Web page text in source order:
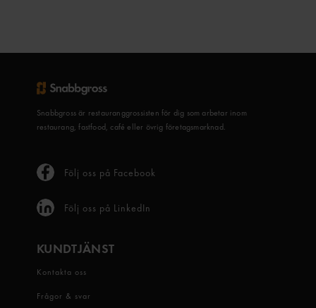
Snabbgross är restauranggrossisten för dig som arbetar inom
restaurang, fastfood, café eller övrig företagsmarknad.
Följ oss på Facebook
Följ oss på LinkedIn
KUNDTJÄNST
Kontakta oss
Frågor & svar